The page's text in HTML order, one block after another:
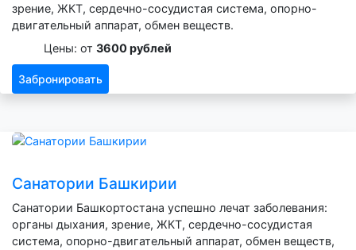
зрение, ЖКТ, сердечно-сосудистая система, опорно-
двигательный аппарат, обмен веществ.
Цены: от 3600 рублей
Забронировать
Санатории Башкирии
Санатории Башкортостана успешно лечат заболевания:
органы дыхания, зрение, ЖКТ, сердечно-сосудистая
система, опорно-двигательный аппарат, обмен веществ,